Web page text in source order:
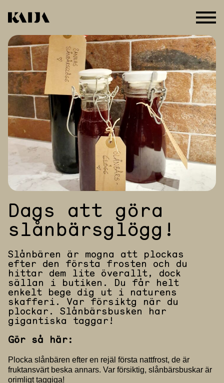
Hoppa
innehåll
Dags att göra
slånbärsglögg!
Slånbären är mogna att plockas
efter den första frosten och du
hittar dem lite överallt, dock
sällan i butiken. Du får helt
enkelt bege dig ut i naturens
skafferi. Var försiktg när du
plockar. Slånbärsbusken har
gigantiska taggar!
Gör så här:
Plocka slånbären efter en rejäl första nattfrost, de är
fruktansvärt beska annars. Var försiktig, slånbärsbuskar är
orimligt taggiga!